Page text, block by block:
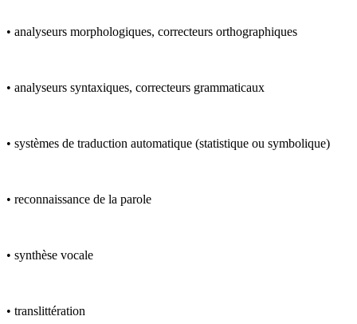
• analyseurs morphologiques, correcteurs orthographiques
• analyseurs syntaxiques, correcteurs grammaticaux
• systèmes de traduction automatique (statistique ou symbolique)
• reconnaissance de la parole
• synthèse vocale
• translittération